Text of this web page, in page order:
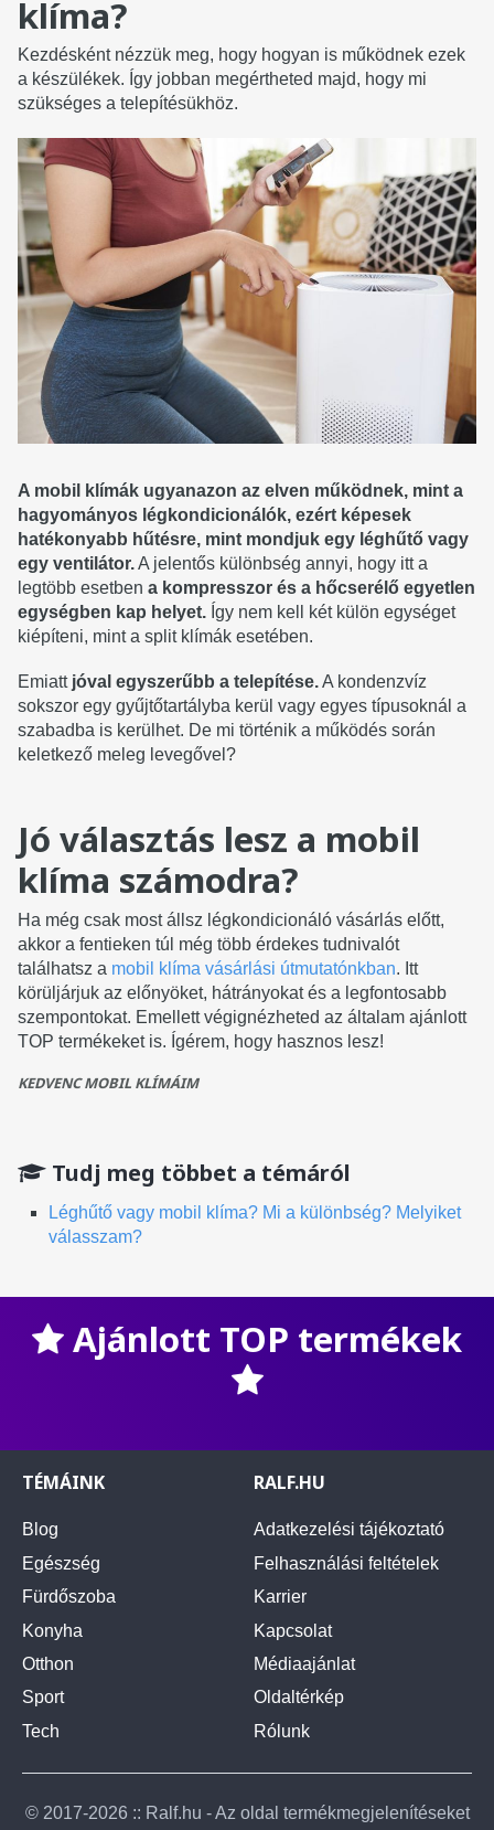
klíma?
Kezdésként nézzük meg, hogy hogyan is működnek ezek
a készülékek. Így jobban megértheted majd, hogy mi
szükséges a telepítésükhöz.
A mobil klímák ugyanazon az elven működnek, mint a
hagyományos légkondicionálók, ezért képesek
hatékonyabb hűtésre, mint mondjuk egy léghűtő vagy
egy ventilátor.A jelentős különbség annyi, hogy itt a
legtöbb esetbena kompresszor és a hőcserélő egyetlen
egységben kap helyet. Így nem kell két külön egységet
kiépíteni, mint a split klímák esetében.
Emiattjóval egyszerűbb a telepítése.A kondenzvíz
sokszor egy gyűjtőtartályba kerül vagy egyes típusoknál a
szabadba is kerülhet. De mi történik a működés során
keletkező meleg levegővel?
Jó választás lesz a mobil
klíma számodra?
Ha még csak most állsz légkondicionáló vásárlás előtt,
akkor a fentieken túl még több érdekes tudnivalót
találhatsz a mobil klíma vásárlási útmutatónkban. Itt
körüljárjuk az előnyöket, hátrányokat és a legfontosabb
szempontokat. Emellett végignézheted az általam ajánlott
TOP termékeket is. Ígérem, hogy hasznos lesz!
KEDVENC MOBIL KLÍMÁIM
Tudj meg többet a témáról
Léghűtő vagy mobil klíma? Mi a különbség? Melyiket
válasszam?
Ajánlott TOP termékek
TÉMÁINK
Blog
Egészség
Fürdőszoba
Konyha
Otthon
Sport
Tech
RALF.HU
Adatkezelési tájékoztató
Felhasználási feltételek
Karrier
Kapcsolat
Médiaajánlat
Oldaltérkép
Rólunk
© 2017-2026 :: Ralf.hu - Az oldal termékmegjelenítéseket